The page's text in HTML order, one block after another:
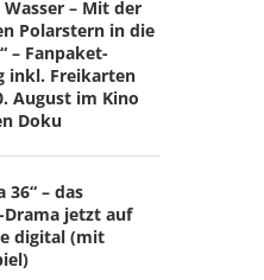
Wasser – Mit der
Polarstern in die
– Fanpaket-
inkl. Freikarten
August im Kino
Doku
36“ – das
jetzt auf
digital (mit